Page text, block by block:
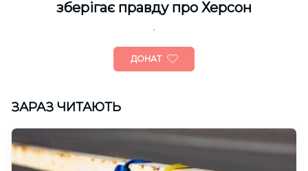
зберігає правду про Херсон
ДОНАТ
ЗАРАЗ ЧИТАЮТЬ